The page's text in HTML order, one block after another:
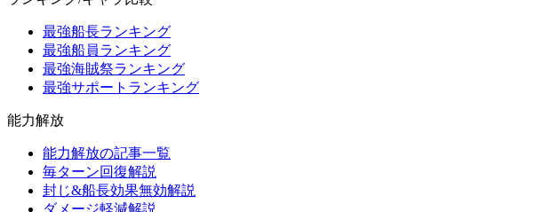
最強船長ランキング
最強船員ランキング
最強海賊祭ランキング
最強サポートランキング
能力解放
能力解放の記事一覧
毎ターン回復解説
封じ&船長効果無効解説
ダメージ軽減解説